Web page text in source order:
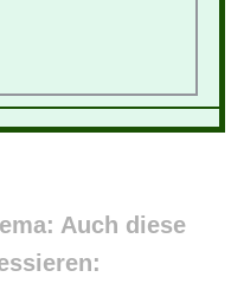
Auch diese